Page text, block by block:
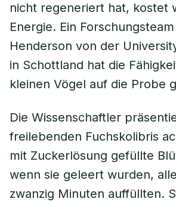
nicht regeneriert hat, kostet
Energie. Ein
Henderson von der
in Schottland hat die
kleinen Vögel auf die Probe
Die Wissenschaftler
freilebenden Fuchskolibris
mit Zuckerlösung gefüllte
wenn sie geleert wurden,
zwanzig Minuten auffüllten.